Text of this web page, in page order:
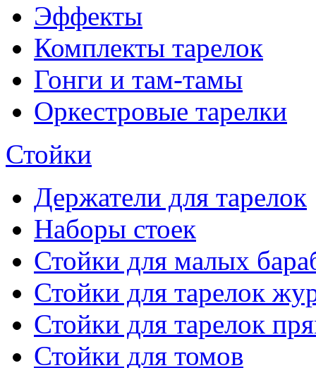
Эффекты
Комплекты тарелок
Гонги и там-тамы
Оркестровые тарелки
Стойки
Держатели для тарелок
Наборы стоек
Стойки для малых
Стойки для тарелок
Стойки для тарелок
Стойки для томов